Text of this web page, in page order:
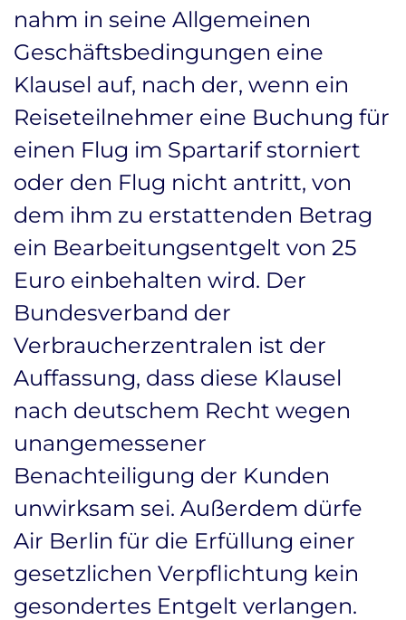
nahm in seine Allgemeinen
Geschäftsbedingungen eine
Klausel auf, nach der, wenn ein
Reiseteilnehmer eine Buchung für
einen Flug im Spartarif storniert
oder den Flug nicht antritt, von
dem ihm zu erstattenden Betrag
ein Bearbeitungsentgelt von 25
Euro einbehalten wird. Der
Bundesverband der
Verbraucherzentralen ist der
Auffassung, dass diese Klausel
nach deutschem Recht wegen
unangemessener
Benachteiligung der Kunden
unwirksam sei. Außerdem dürfe
Air Berlin für die Erfüllung einer
gesetzlichen Verpflichtung kein
gesondertes Entgelt verlangen.